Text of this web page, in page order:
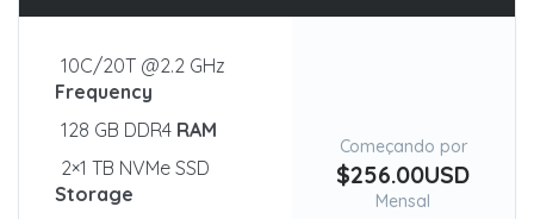
10C/20T @2.2 GHz
Frequency
128 GB DDR4 RAM
2×1 TB NVMe SSD
Storage
Começando por
$256.00USD
Mensal